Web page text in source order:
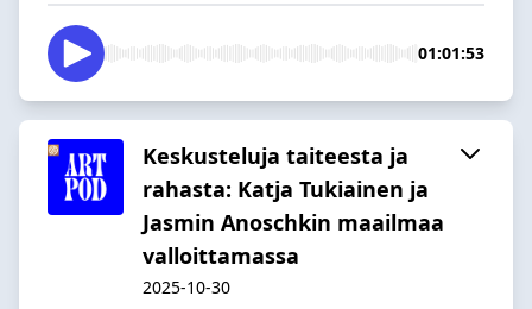
01:01:53
Keskusteluja taiteesta ja
rahasta: Katja Tukiainen ja
Jasmin Anoschkin maailmaa
valloittamassa
2025-10-30